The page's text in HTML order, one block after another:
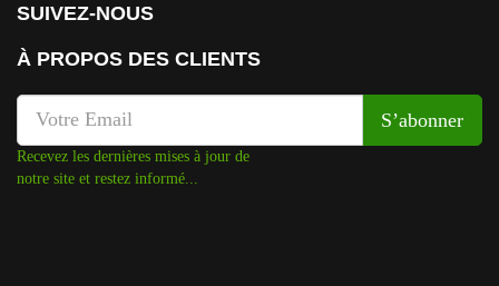
SUIVEZ-NOUS
À PROPOS DES CLIENTS
Recevez les dernières mises à jour de
notre site et restez informé...